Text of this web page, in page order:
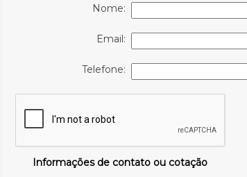
Nome:
Email:
Telefone:
Informações de contato ou cotação